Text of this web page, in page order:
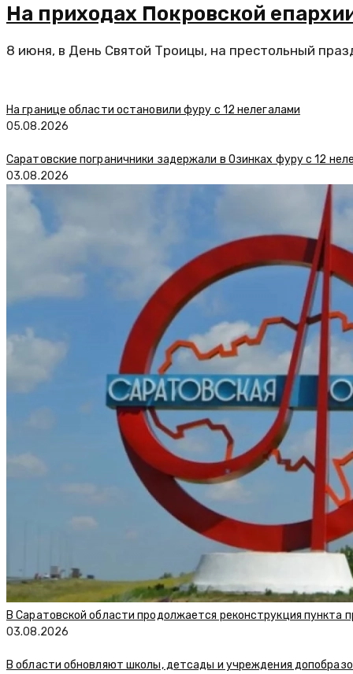
На приходах Покровской
8 июня, в День Святой Троицы, на престольный
На границе области остановили фуру с 12 нелегалами
05.08.2026
Саратовские пограничники задержали в Озинках фуру с 12
03.08.2026
В Саратовской области продолжается реконструкция пункта
03.08.2026
В области обновляют школы, детсады и учреждения